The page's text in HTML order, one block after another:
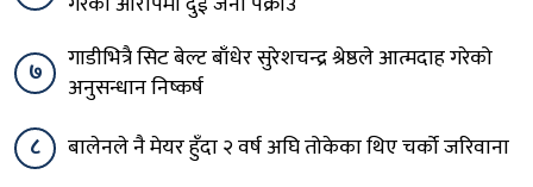
७
गाडीभित्रै सिट बेल्ट बाँधेर सुरेशचन्द्र श्रेष्ठले आत्मदाह गरेको
अनुसन्धान निष्कर्ष
८
बालेनले नै मेयर हुँदा २ वर्ष अघि तोकेका थिए चर्को जरिवाना